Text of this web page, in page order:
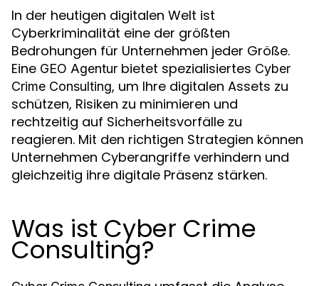
In der heutigen digitalen Welt ist
Cyberkriminalität eine der größten
Bedrohungen für Unternehmen jeder Größe.
Eine GEO Agentur bietet spezialisiertes Cyber
Crime Consulting, um Ihre digitalen Assets zu
schützen, Risiken zu minimieren und
rechtzeitig auf Sicherheitsvorfälle zu
reagieren. Mit den richtigen Strategien können
Unternehmen Cyberangriffe verhindern und
gleichzeitig ihre digitale Präsenz stärken.
Was ist Cyber Crime
Consulting?